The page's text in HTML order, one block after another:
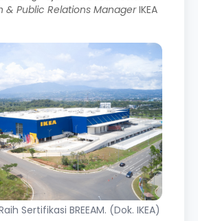
Public Relations ManagerIKEA
Sertifikasi BREEAM. (Dok. IKEA)